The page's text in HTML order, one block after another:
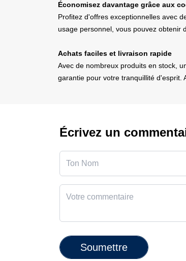
Économisez davantage grâce aux
Profitez d'offres exceptionnelles avec
usage personnel, vous pouvez obtenir
Achats faciles et livraison rapide
Avec de nombreux produits en stock,
garantie pour votre tranquillité d'esprit.
Écrivez un
Soumettre